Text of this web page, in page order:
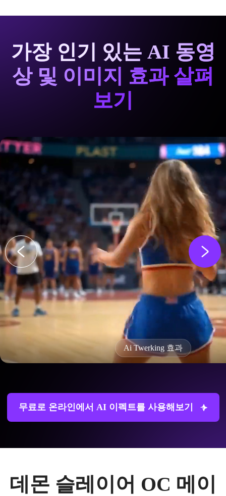
가장 인기 있는 AI 동영
상 및 이미지 효과 살펴
보기
Ai Twerking 효과
무료로 온라인에서 AI 이펙트를 사용해보기
데몬 슬레이어 OC 메이